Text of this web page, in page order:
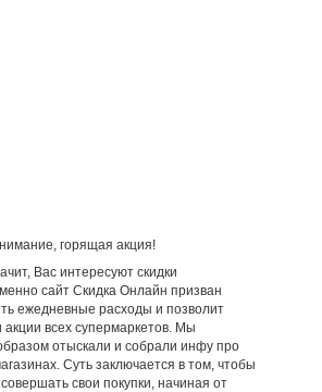
горящая акция!
Вас интересуют скидки
сайт Скидка Онлайн призван
ежедневные расходы и позволит
акции всех супермаркетов. Мы
отыскали и собрали инфу про
Суть заключается в том, чтобы
свои покупки, начиная от